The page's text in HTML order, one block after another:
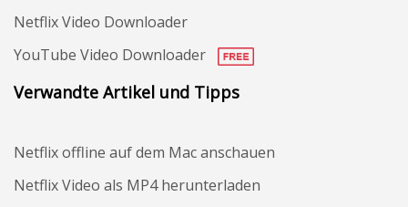
Netflix Video Downloader
YouTube Video Downloader
Verwandte Artikel und Tipps
Netflix offline auf dem Mac anschauen
Netflix Video als MP4 herunterladen